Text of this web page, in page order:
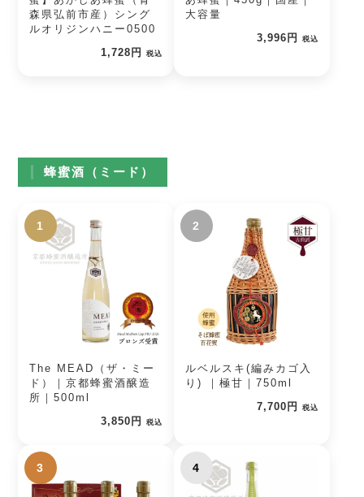
森県弘前市産）シング
ルオリジンハニー0500
1,728円
税込
大容量
3,996円
税込
蜂蜜酒（ミード）
1
The MEAD（ザ・ミー
ド）｜京都蜂蜜酒醸造
所｜500ml
3,850円
税込
2
ルベルスキ(編みカゴ入
り) ｜極甘｜750ml
7,700円
税込
3 4